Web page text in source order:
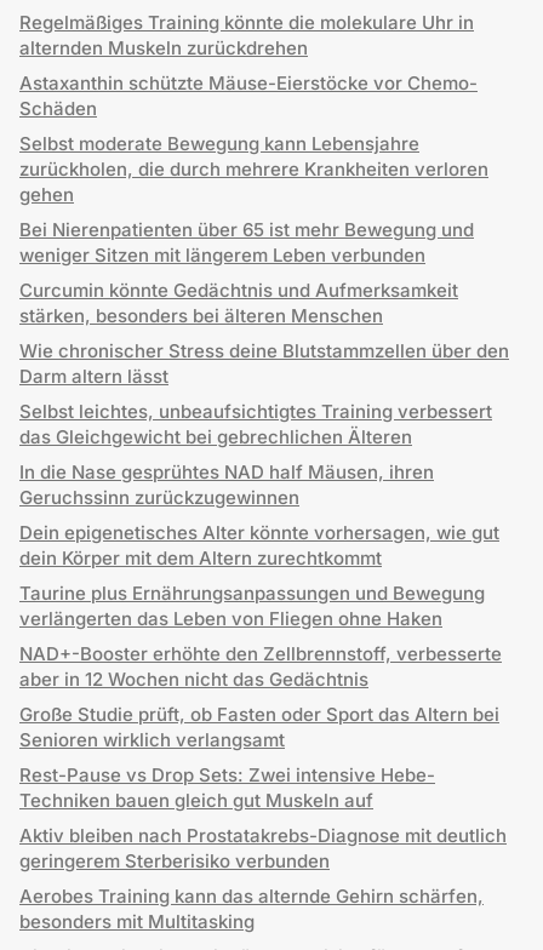
Regelmäßiges Training könnte die molekulare Uhr in
alternden Muskeln zurückdrehen
Astaxanthin schützte Mäuse-Eierstöcke vor Chemo-
Schäden
Selbst moderate Bewegung kann Lebensjahre
zurückholen, die durch mehrere Krankheiten verloren
gehen
Bei Nierenpatienten über 65 ist mehr Bewegung und
weniger Sitzen mit längerem Leben verbunden
Curcumin könnte Gedächtnis und Aufmerksamkeit
stärken, besonders bei älteren Menschen
Wie chronischer Stress deine Blutstammzellen über den
Darm altern lässt
Selbst leichtes, unbeaufsichtigtes Training verbessert
das Gleichgewicht bei gebrechlichen Älteren
In die Nase gesprühtes NAD half Mäusen, ihren
Geruchssinn zurückzugewinnen
Dein epigenetisches Alter könnte vorhersagen, wie gut
dein Körper mit dem Altern zurechtkommt
Taurine plus Ernährungsanpassungen und Bewegung
verlängerten das Leben von Fliegen ohne Haken
NAD+-Booster erhöhte den Zellbrennstoff, verbesserte
aber in 12 Wochen nicht das Gedächtnis
Große Studie prüft, ob Fasten oder Sport das Altern bei
Senioren wirklich verlangsamt
Rest-Pause vs Drop Sets: Zwei intensive Hebe-
Techniken bauen gleich gut Muskeln auf
Aktiv bleiben nach Prostatakrebs-Diagnose mit deutlich
geringerem Sterberisiko verbunden
Aerobes Training kann das alternde Gehirn schärfen,
besonders mit Multitasking